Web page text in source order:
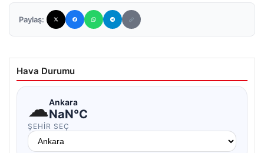
Paylaş:
Hava Durumu
☁Ankara
NaN°C
ŞEHIR SEÇ